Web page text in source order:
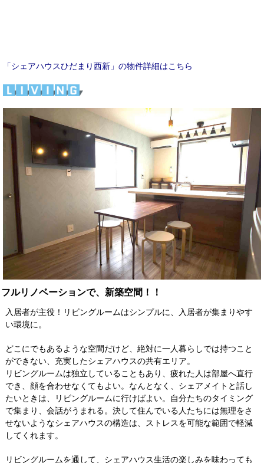
「シェアハウスひだまり西新」の物件詳細はこちら
フルリノベーションで、新築空間！！
入居者が主役！リビングルームはシンプルに、入居者が集まりやす
い環境に。
どこにでもあるような空間だけど、絶対に一人暮らしでは持つこと
ができない、充実したシェアハウスの共有エリア。
リビングルームは独立していることもあり、疲れた人は部屋へ直行
でき、顔を合わせなくてもよい。なんとなく、シェアメイトと話し
たいときは、リビングルームに行けばよい。自分たちのタイミング
で集まり、会話がうまれる。決して住んでいる人たちには無理をさ
せないようなシェアハウスの構造は、ストレスを可能な範囲で軽減
してくれます。
リビングルームを通して、シェアハウス生活の楽しみを味わっても